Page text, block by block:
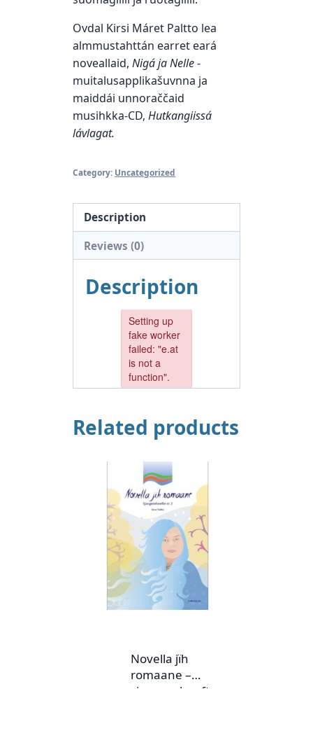
Ovdal Kirsi Máret Paltto lea
almmustahttán earret eará
noveallaid, Nigá ja Nelle-
muitalusapplikašuvnna ja
maiddái unnoraččaid
musihkka-CD, Hutkangiissá
lávlagat.
Category: Uncategorized
Description
Reviews (0)
Description
Related products
Novella jïh
romaane –
sjangereheefte nr.